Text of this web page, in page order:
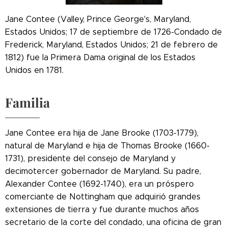
Jane Contee (Valley, Prince George's, Maryland,
Estados Unidos; 17 de septiembre de 1726-Condado de
Frederick, Maryland, Estados Unidos; 21 de febrero de
1812) fue la Primera Dama original de los Estados
Unidos en 1781.
Familia
Jane Contee era hija de Jane Brooke (1703-1779),
natural de Maryland e hija de Thomas Brooke (1660-
1731), presidente del consejo de Maryland y
decimotercer gobernador de Maryland. Su padre,
Alexander Contee (1692-1740), era un próspero
comerciante de Nottingham que adquirió grandes
extensiones de tierra y fue durante muchos años
secretario de la corte del condado, una oficina de gran